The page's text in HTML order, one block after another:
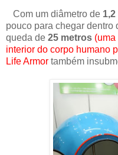
Com um diâmetro de 1,2
pouco para chegar dentro
queda de 25 metros
interior do corpo humano
Life Armor também